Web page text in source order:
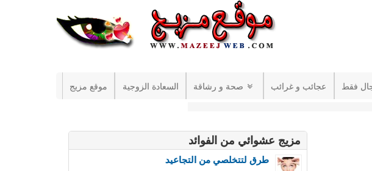
موقع مزيج السعادة الزوجية صحة و رشاقة عجائب و غرائب فقط
مزيج عشوائي من الفوائد
طرق لتتخلصي من التجاعيد